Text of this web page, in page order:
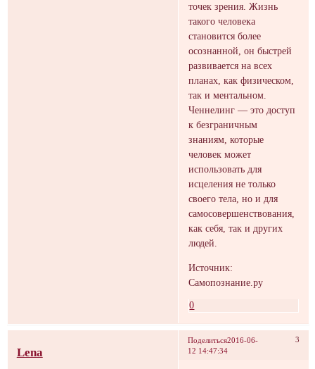
точек зрения. Жизнь
такого человека
становится более
осознанной, он быстрей
развивается на всех
планах, как физическом,
так и ментальном.
Ченнелинг — это доступ
к безграничным
знаниям, которые
человек может
использовать для
исцеления не только
своего тела, но и для
самосовершенствования,
как себя, так и других
людей.
Источник:
Самопознание.ру
0
Поделиться 3
2016-06-
12 14:47:34
Lena